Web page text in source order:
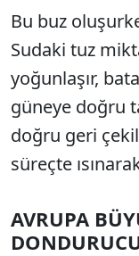
Bu buz
Sudaki tuz
yoğunlaşır,
güneye doğru
doğru geri
süreçte
AVRUPA